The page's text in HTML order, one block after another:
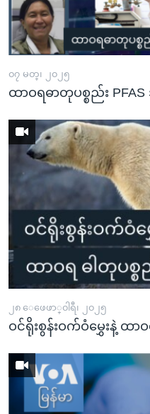
ရန်
၀၇ မတ္၊ ၂၀၂၅
ထာဝရဓာတုပစ္စည်း PFAS
၂၈ ေဖေဖာ္၀ါရီ၊ ၂၀၂၅
ဝင်ရိုးစွန်းဝက်ဝံမွှေးနဲ့ ထာဝ